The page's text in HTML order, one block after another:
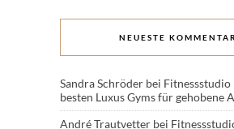
NEUESTE
Sandra Schröder bei
besten Luxus Gyms für gehobene
André Trautvetter bei